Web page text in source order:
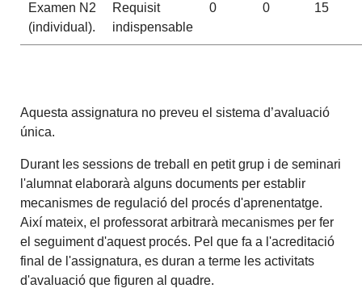
Examen N2
(individual).
Requisit
indispensable
0 0 15
Aquesta assignatura no preveu el sistema d’avaluació
única.
Durant les sessions de treball en petit grup i de seminari
l'alumnat elaborarà alguns documents per establir
mecanismes de regulació del procés d'aprenentatge.
Així mateix, el professorat arbitrarà mecanismes per fer
el seguiment d'aquest procés. Pel que fa a l'acreditació
final de l'assignatura, es duran a terme les activitats
d'avaluació que figuren al quadre.